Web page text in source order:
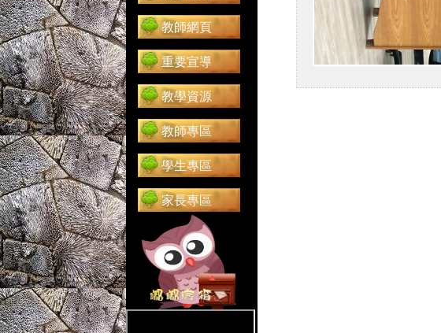
教師網頁
重要宣導
教學資源
教師專區
學生專區
家長專區